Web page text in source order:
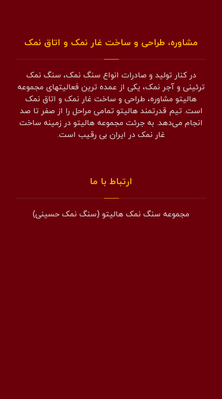
مشاوره، طراحی و ساخت غار نمک و اتاق نمک
در کنار تولید و صادرات انواع سنگ نمک، سنگ نمک
ترئینی و آجر نمک، یکی از عمده ترین فعالیتهای مجموعه
هالیتو مشاوره، طراحی و ساخت غار نمک و اتاق نمک
است. تیم قدرتمند هالیتو تمامی مراحل را از صفر تا صد
انجام می‌دهد. به جرئت مجموعه هالیتو در زمینه ساخت
غار نمک در ایران بی رقیب است.
ارتباط با ما
مجموعه سنگ نمک هالیتو (سنگ نمک حسینی)